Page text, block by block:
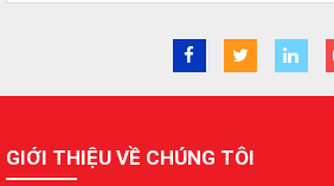
GIỚI THIỆU VỀ CHÚNG TÔI